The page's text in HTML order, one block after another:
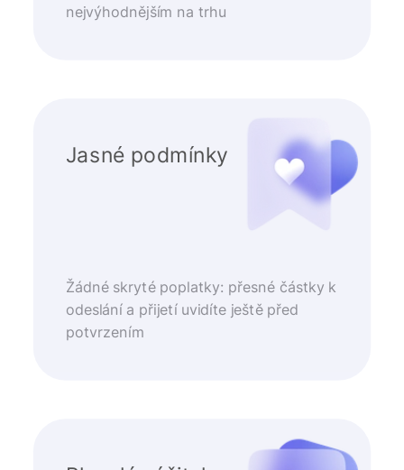
nejvýhodnějším na trhu
Jasné podmínky
Žádné skryté poplatky: přesné částky k
odeslání a přijetí uvidíte ještě před
potvrzením